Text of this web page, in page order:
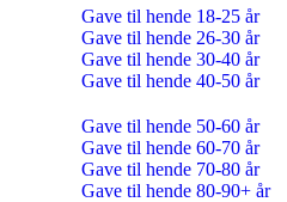
Gave til hende 18-25 år
Gave til hende 26-30 år
Gave til hende 30-40 år
Gave til hende 40-50 år
Gave til hende 50-60 år
Gave til hende 60-70 år
Gave til hende 70-80 år
Gave til hende 80-90+ år